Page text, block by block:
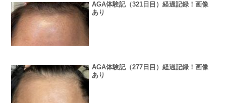
AGA体験記（321日目）経過記録！画像
あり
AGA体験記（277日目）経過記録！画像
あり